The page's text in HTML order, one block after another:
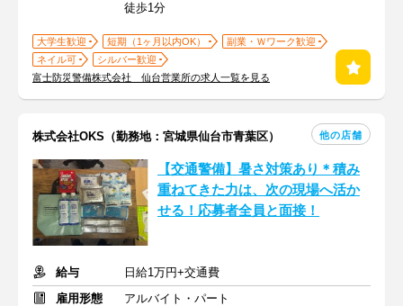
徒歩1分
大学生歓迎 短期（1ヶ月以内OK）
副業・Ｗワーク歓迎
ネイル可
シルバー歓迎
富士防災警備株式会社 仙台営業所の求人一覧を見る
株式会社OKS（勤務地：宮城県仙台市青葉区） 他の店舗
【交通警備】暑さ対策あり＊積み
重ねてきた力は、次の現場へ活か
せる！応募者全員と面接！
給与
日給1万円+交通費
雇用形態
アルバイト・パート